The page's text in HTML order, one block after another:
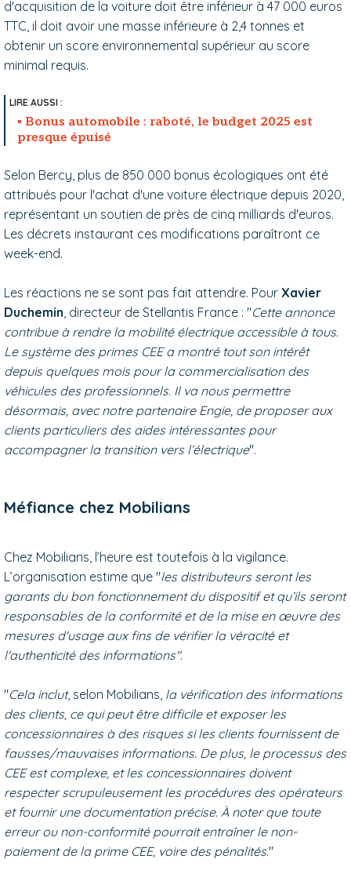
d'acquisition de la voiture doit être inférieur à 47 000 euros
TTC, il doit avoir une masse inférieure à 2,4 tonnes et
obtenir un score environnemental supérieur au score
minimal requis.
Bonus automobile : raboté, le budget 2025 est
presque épuisé
Selon Bercy, plus de 850 000 bonus écologiques ont été
attribués pour l'achat d'une voiture électrique depuis 2020,
représentant un soutien de près de cinq milliards d'euros.
Les décrets instaurant ces modifications paraîtront ce
week-end.
Les réactions ne se sont pas fait attendre. Pour Xavier
Duchemin , directeur de Stellantis France : "Cette annonce
contribue à rendre la mobilité électrique accessible à tous.
Le système des primes CEE a montré tout son intérêt
depuis quelques mois pour la commercialisation des
véhicules des professionnels. Il va nous permettre
désormais, avec notre partenaire Engie, de proposer aux
clients particuliers des aides intéressantes pour
accompagner la transition vers l’électrique".
Méfiance chez Mobilians
Chez Mobilians, l’heure est toutefois à la vigilance.
L’organisation estime que "les distributeurs seront les
garants du bon fonctionnement du dispositif et qu’ils seront
responsables de la conformité et de la mise en œuvre des
mesures d'usage aux fins de vérifier la véracité et
l'authenticité des informations".
"Cela inclut, selon Mobilians, la vérification des informations
des clients, ce qui peut être difficile et exposer les
concessionnaires à des risques si les clients fournissent de
fausses/mauvaises informations. De plus, le processus des
CEE est complexe, et les concessionnaires doivent
respecter scrupuleusement les procédures des opérateurs
et fournir une documentation précise. À noter que toute
erreur ou non-conformité pourrait entraîner le non-
paiement de la prime CEE, voire des pénalités."